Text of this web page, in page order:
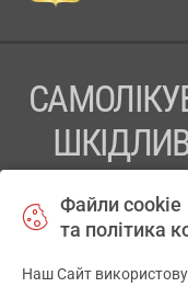
ПЕРЕД
Файли cookie
та політика
Наш Сайт